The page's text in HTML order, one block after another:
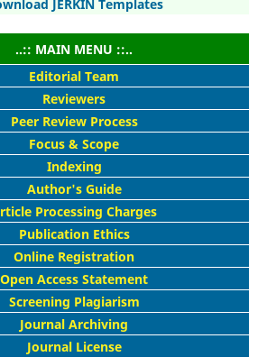
JERKIN Templates
..:: MAIN MENU ::..
Editorial Team
Reviewers
Peer Review Process
Focus & Scope
Indexing
Author's Guide
Processing Charges
Publication Ethics
Online Registration
Open Access Statement
Screening Plagiarism
Journal Archiving
Journal License